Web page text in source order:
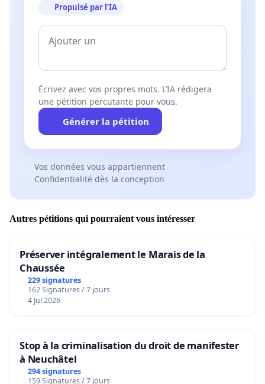
Propulsé par l’IA
Écrivez avec vos propres mots. L’IA rédigera
une pétition percutante pour vous.
Générer la pétition
Vos données vous appartiennent
Confidentialité dès la conception
Autres pétitions qui pourraient vous intéresser
Préserver intégralement le Marais de la
Chaussée
229 signatures
162 Signatures / 7 jours
4 Jul 2026
Stop à la criminalisation du droit de manifester
à Neuchâtel
294 signatures
159 Signatures / 7 jours